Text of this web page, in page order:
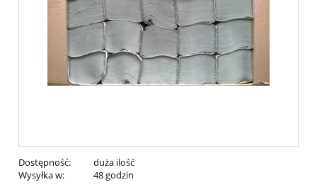
Dostępność:
duża ilość
Wysyłka w:
48 godzin